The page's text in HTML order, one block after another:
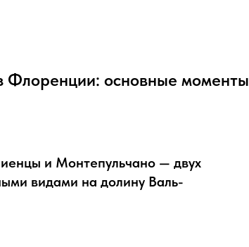
Флоренции: основные моменты
и Монтепульчано — двух
видами на долину Валь-